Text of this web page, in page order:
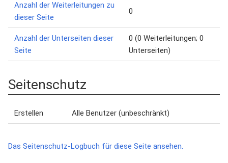
Anzahl der Weiterleitungen zu
dieser Seite
0
Anzahl der Unterseiten dieser
Seite
0 (0 Weiterleitungen; 0
Unterseiten)
Seitenschutz
Erstellen Alle Benutzer (unbeschränkt)
Das Seitenschutz-Logbuch für diese Seite ansehen.